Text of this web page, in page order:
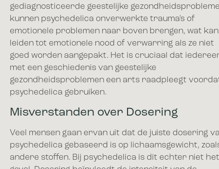
gediagnosticeerde geestelijke
kunnen psychedelica onverwerkte trauma's of
emotionele problemen naar boven brengen, wat kan
leiden tot emotionele nood of verwarring als ze niet
goed worden aangepakt. Het is cruciaal dat
met een geschiedenis van geestelijke
gezondheidsproblemen een arts raadpleegt
psychedelica gebruiken.
Misverstanden over Dosering
Veel mensen gaan ervan uit dat de juiste dosering
psychedelica gebaseerd is op lichaamsgewicht,
andere stoffen. Bij psychedelica is dit echter niet het